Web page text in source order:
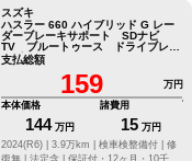
スズキ
ハスラー 660 ハイブリッド G レー
ダーブレーキサポート SDナビ
TV ブルートゥース ドライブレコ
ーダー バックカメラ ETC
支払総額
159
万円
本体価格
144 万円
諸費用
15 万円
2024(R6) |
3.9万km | 検車検整備付 | 修
復無 | 法定含 | 保証付・12ヶ月・10千